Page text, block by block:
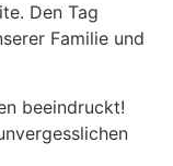
Den Tag
Familie und
beeindruckt!